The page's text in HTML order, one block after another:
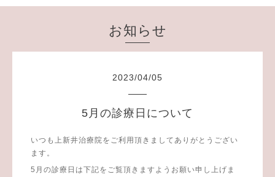
お知らせ
2023/04/05
5月の診療日について
いつも上新井治療院をご利用頂きましてありがとうござい
ます。
5月の診療日は下記をご覧頂きますようお願い申し上げま